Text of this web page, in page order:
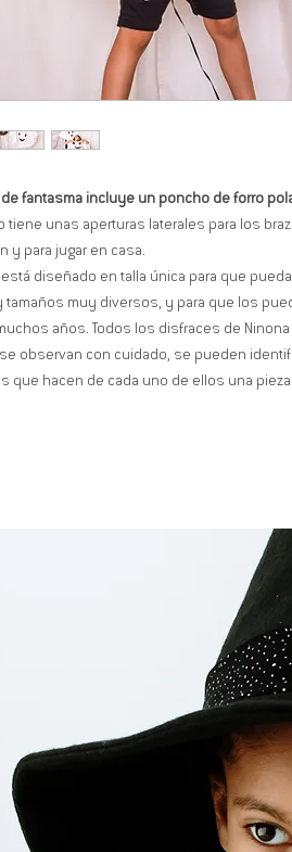
de fantasma incluye un poncho de forro
tiene unas aperturas laterales para los
y para jugar en casa.
está diseñado en talla única para que
tamaños muy diversos, y para que los
años. Todos los disfraces de
se observan con cuidado, se pueden
que hacen de cada uno de ellos una pieza